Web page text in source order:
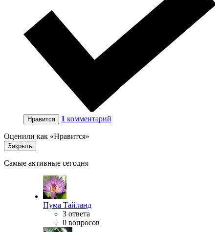
Нравится 1 комментарий
Оценили как «Нравится»
Закрыть
Самые активные сегодня
Пума Тайланд
3 ответа
0 вопросов